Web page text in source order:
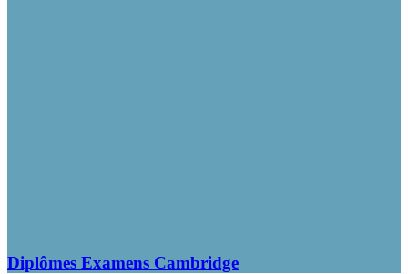
Diplômes Examens Cambridge